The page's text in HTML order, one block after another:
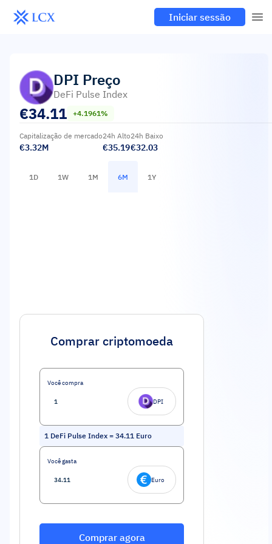
Iniciar sessão
DPI Preço
DeFi Pulse Index
€34.11 +4.1961%
Capitalização de mercado
€3.32M
24h Alto
€35.19
24h Baixo
€32.03
1D 1W 1M 6M 1Y
Comprar criptomoeda
Você compra
DPI
1 DeFi Pulse Index = 34.11 Euro
Você gasta
Euro
Comprar agora